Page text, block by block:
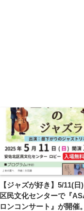
【ジャズが好き】5/11(
区民文化センターで『
ロンコンサート』が開催